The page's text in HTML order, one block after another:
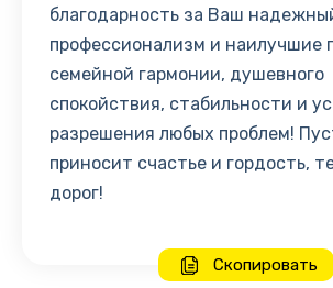
благодарность за Ваш
профессионализм и наилучшие
семейной гармонии, душевного
спокойствия, стабильности и
разрешения любых проблем!
приносит счастье и гордость,
дорог!
Скопировать